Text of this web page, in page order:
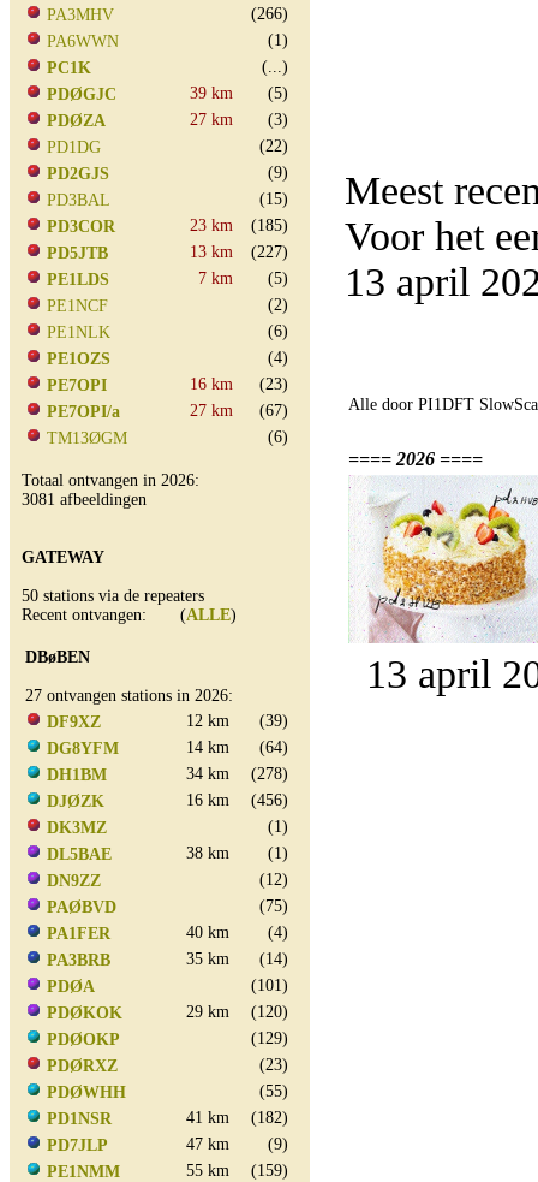
PA3MHV
(266)
PA6WWN
(1)
PC1K
(...)
PDØGJC
39 km
(5)
PDØZA
27 km
(3)
PD1DG
(22)
PD2GJS
(9)
PD3BAL
(15)
PD3COR
23 km
(185)
PD5JTB
13 km
(227)
PE1LDS
7 km
(5)
PE1NCF
(2)
PE1NLK
(6)
PE1OZS
(4)
PE7OPI
16 km
(23)
PE7OPI/a
27 km
(67)
TM13ØGM
(6)
Totaal ontvangen in 2026:
3081 afbeeldingen
GATEWAY
50 stations via de repeaters
Recent ontvangen: (ALLE)
DBøBEN
27 ontvangen stations in 2026:
DF9XZ
12 km
(39)
DG8YFM
14 km
(64)
DH1BM
34 km
(278)
DJØZK
16 km
(456)
DK3MZ
(1)
DL5BAE
38 km
(1)
DN9ZZ
(12)
PAØBVD
(75)
PA1FER
40 km
(4)
PA3BRB
35 km
(14)
PDØA
(101)
PDØKOK
29 km
(120)
PDØOKP
(129)
PDØRXZ
(23)
PDØWHH
(55)
PD1NSR
41 km
(182)
PD7JLP
47 km
(9)
PE1NMM
55 km (159)
Meest
Voor het
13 april
Alle door PI1DFT
==== 2026 ====
13 april